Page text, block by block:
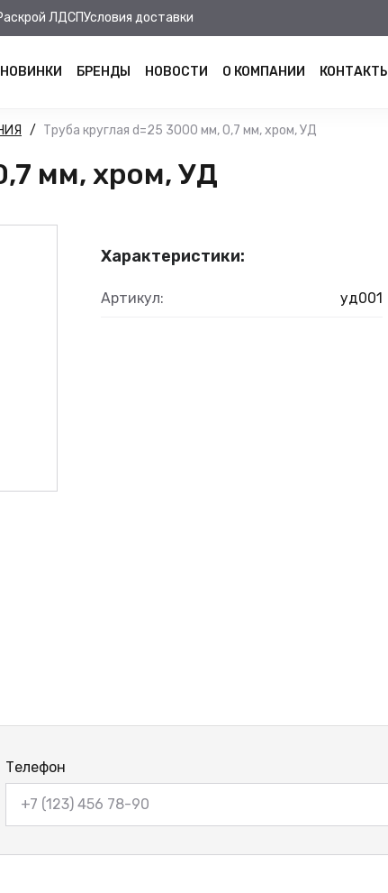
ЛДСПУсловия доставки
БРЕНДЫ НОВОСТИ О КОМПАНИИ КОНТАКТЫ
Труба круглая d=25 3000 мм, 0,7 мм, хром, УД
мм, хром, УД
Характеристики:
Артикул:
уд001
Телефон